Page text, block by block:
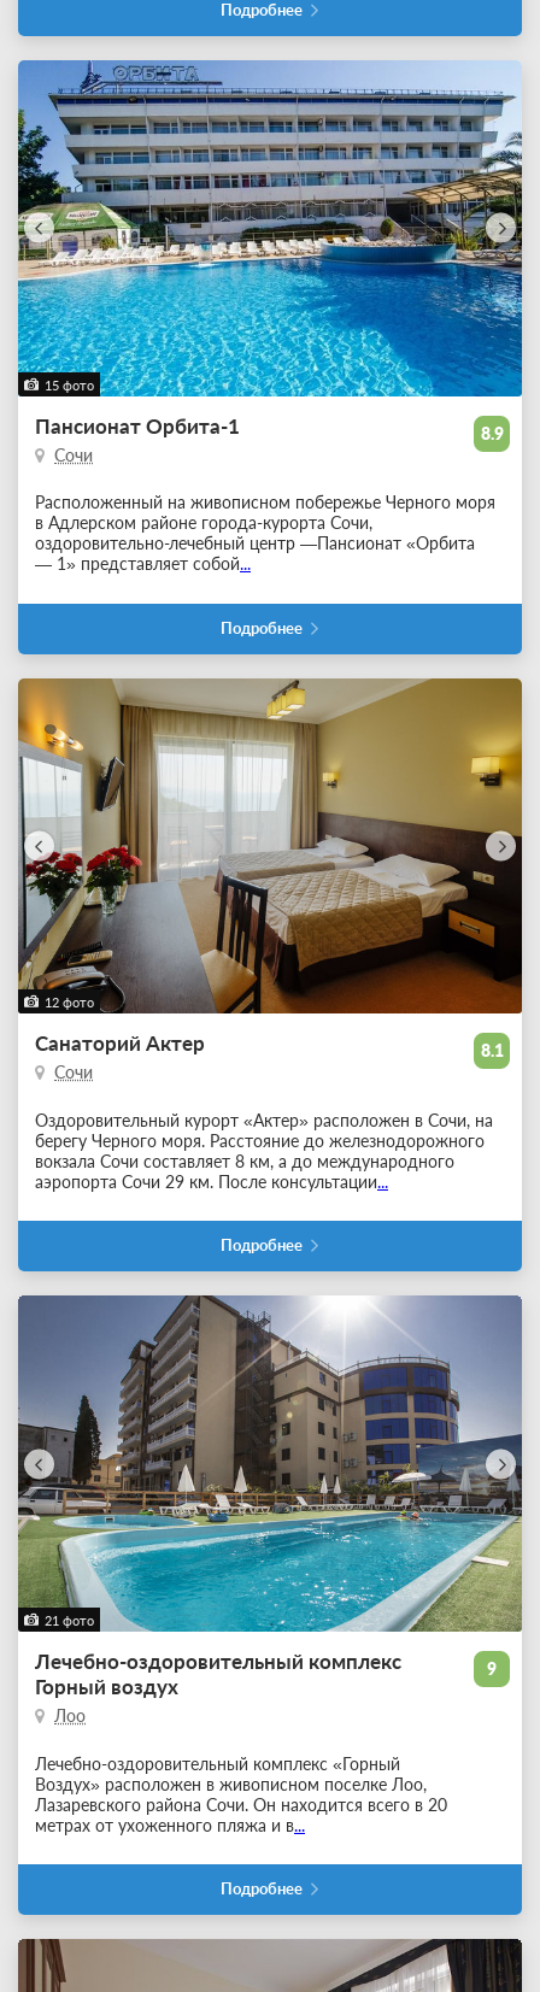
Подробнее
15 фото
8.9
Пансионат Орбита-1
Сочи
Расположенный на живописном побережье Черного моря
в Адлерском районе города-курорта Сочи,
оздоровительно-лечебный центр —Пансионат «Орбита
— 1» представляет собой...
Подробнее
12 фото
8.1
Санаторий Актер
Сочи
Оздоровительный курорт «Актер» расположен в Сочи, на
берегу Черного моря. Расстояние до железнодорожного
вокзала Сочи составляет 8 км, а до международного
аэропорта Сочи 29 км. После консультации...
Подробнее
21 фото
9
Лечебно-оздоровительный комплекс
Горный воздух
Лоо
Лечебно-оздоровительный комплекс «Горный
Воздух» расположен в живописном поселке Лоо,
Лазаревского района Сочи. Он находится всего в 20
метрах от ухоженного пляжа и в...
Подробнее